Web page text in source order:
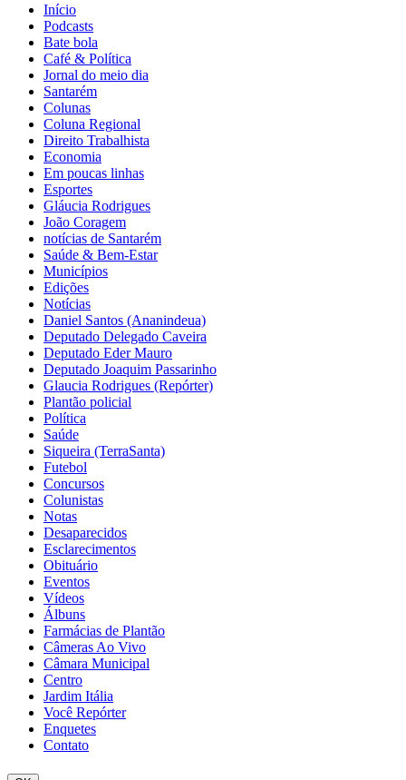
Início
Podcasts
Bate bola
Café & Política
Jornal do meio dia
Santarém
Colunas
Coluna Regional
Direito Trabalhista
Economia
Em poucas linhas
Esportes
Gláucia Rodrigues
João Coragem
notícias de Santarém
Saúde & Bem-Estar
Municípios
Edições
Notícias
Daniel Santos (Ananindeua)
Deputado Delegado Caveira
Deputado Eder Mauro
Deputado Joaquim Passarinho
Glaucia Rodrigues (Repórter)
Plantão policial
Política
Saúde
Siqueira (TerraSanta)
Futebol
Concursos
Colunistas
Notas
Desaparecidos
Esclarecimentos
Obituário
Eventos
Vídeos
Álbuns
Farmácias de Plantão
Câmeras Ao Vivo
Câmara Municipal
Centro
Jardim Itália
Você Repórter
Enquetes
Contato